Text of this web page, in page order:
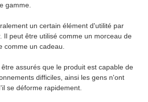
gamme.
un certain élément d'utilité par
Il peut être utilisé comme un morceau de
comme un cadeau.
être assurés que le produit est capable de
difficiles, ainsi les gens n'ont
se déforme rapidement.